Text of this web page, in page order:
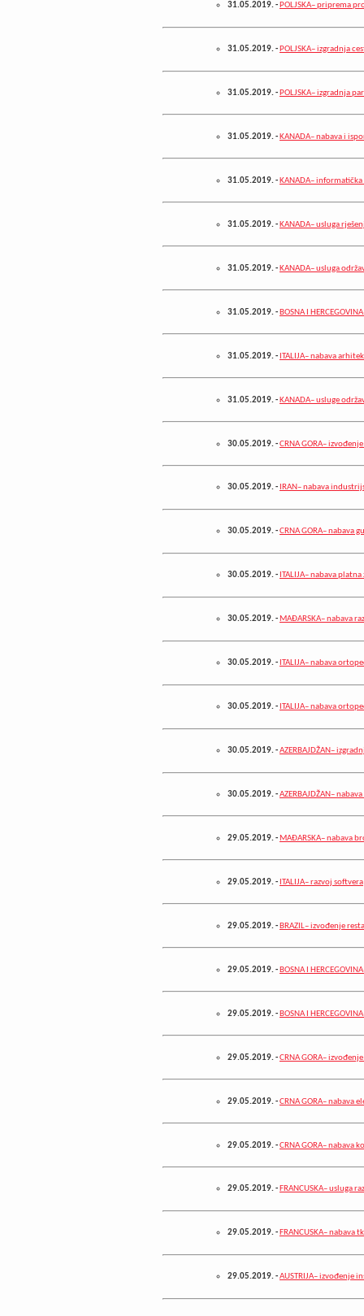
31.05.2019.- POLJSKA– priprema
31.05.2019.- POLJSKA– izgradnja
31.05.2019.- POLJSKA– izgradnja
31.05.2019.- KANADA– nabava i
31.05.2019.- KANADA–
31.05.2019.- KANADA– usluga
31.05.2019.- KANADA– usluga
31.05.2019.- BOSNA I
31.05.2019.- ITALIJA– nabava
31.05.2019.- KANADA– usluge
30.05.2019.-CRNA GORA–
30.05.2019.-IRAN– nabava
30.05.2019.-CRNA GORA– nabava
30.05.2019.-ITALIJA– nabava
30.05.2019.-MAĐARSKA– nabava
30.05.2019.- ITALIJA– nabava
30.05.2019.- ITALIJA– nabava
30.05.2019.-AZERBAJDŽAN–
30.05.2019.-AZERBAJDŽAN–
29.05.2019.- MAĐARSKA– nabava
29.05.2019.- ITALIJA– razvoj softvera
29.05.2019.- BRAZIL– izvođenje
29.05.2019.- BOSNA I
29.05.2019.- BOSNA I
29.05.2019.-CRNA GORA–
29.05.2019.-CRNA GORA– nabava
29.05.2019.-CRNA GORA– nabava
29.05.2019.-FRANCUSKA– usluga
29.05.2019.-FRANCUSKA– nabava
29.05.2019.-AUSTRIJA– izvođenje